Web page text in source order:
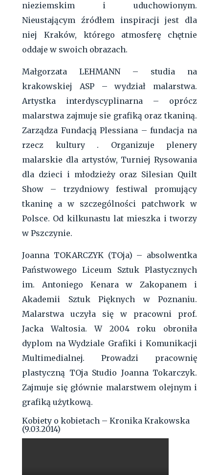
nieziemskim i uduchowionym.
Nieustającym źródłem inspiracji jest dla
niej Kraków, którego atmosferę chętnie
oddaje w swoich obrazach.
Małgorzata LEHMANN – studia na
krakowskiej ASP – wydział malarstwa.
Artystka interdyscyplinarna – oprócz
malarstwa zajmuje sie grafiką oraz tkaniną.
Zarządza Fundacją Plessiana – fundacja na
rzecz kultury . Organizuje plenery
malarskie dla artystów, Turniej Rysowania
dla dzieci i młodzieży oraz Silesian Quilt
Show – trzydniowy festiwal promujący
tkaninę a w szczególności patchwork w
Polsce. Od kilkunastu lat mieszka i tworzy
w Pszczynie.
Joanna TOKARCZYK (TOja) – absolwentka
Państwowego Liceum Sztuk Plastycznych
im. Antoniego Kenara w Zakopanem i
Akademii Sztuk Pięknych w Poznaniu.
Malarstwa uczyła się w pracowni prof.
Jacka Waltosia. W 2004 roku obroniła
dyplom na Wydziale Grafiki i Komunikacji
Multimedialnej. Prowadzi pracownię
plastyczną TOja Studio Joanna Tokarczyk.
Zajmuje się głównie malarstwem olejnym i
grafiką użytkową.
Kobiety o kobietach – Kronika Krakowska
(9.03.2014)